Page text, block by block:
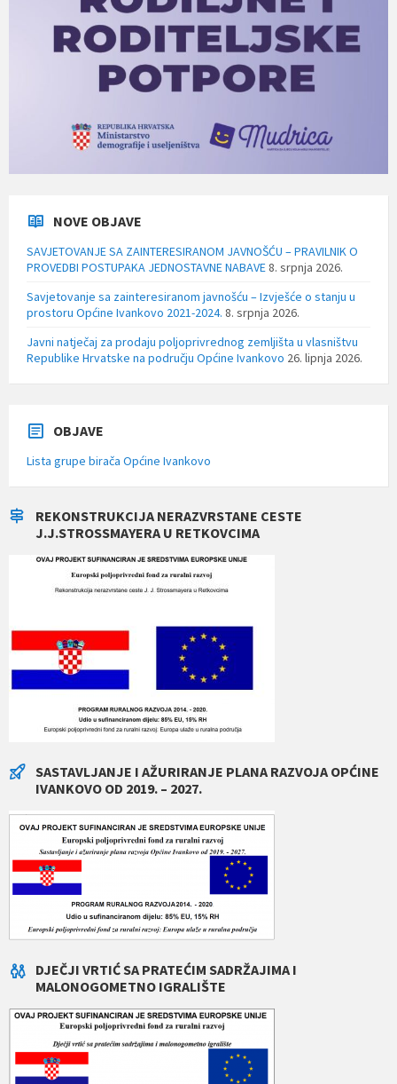
NOVE OBJAVE
SAVJETOVANJE SA ZAINTERESIRANOM JAVNOŠĆU – PRAVILNIK O
PROVEDBI POSTUPAKA JEDNOSTAVNE NABAVE8. srpnja 2026.
Savjetovanje sa zainteresiranom javnošću – Izvješće o stanju u
prostoru Općine Ivankovo 2021-2024. 8. srpnja 2026.
Javni natječaj za prodaju poljoprivrednog zemljišta u vlasništvu
Republike Hrvatske na području Općine Ivankovo 26. lipnja 2026.
OBJAVE
Lista grupe birača Općine Ivankovo
REKONSTRUKCIJA NERAZVRSTANE CESTE
J.J.STROSSMAYERA U RETKOVCIMA
SASTAVLJANJE I AŽURIRANJE PLANA RAZVOJA OPĆINE
IVANKOVO OD 2019. – 2027.
DJEČJI VRTIĆ SA PRATEĆIM SADRŽAJIMA I
MALONOGOMETNO IGRALIŠTE